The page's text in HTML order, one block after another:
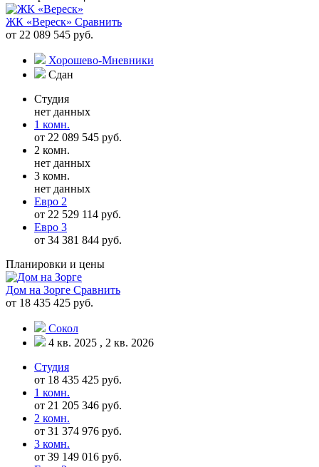
ЖК «Вереск» Сравнить
от 22 089 545 руб.
Хорошево-Мневники
Сдан
Студия
нет данных
1 комн.
от 22 089 545 руб.
2 комн.
нет данных
3 комн.
нет данных
Евро 2
от 22 529 114 руб.
Евро 3
от 34 381 844 руб.
Планировки и цены
Дом на Зорге Сравнить
от 18 435 425 руб.
Сокол
4 кв. 2025 , 2 кв. 2026
Студия
от 18 435 425 руб.
1 комн.
от 21 205 346 руб.
2 комн.
от 31 374 976 руб.
3 комн.
от 39 149 016 руб.